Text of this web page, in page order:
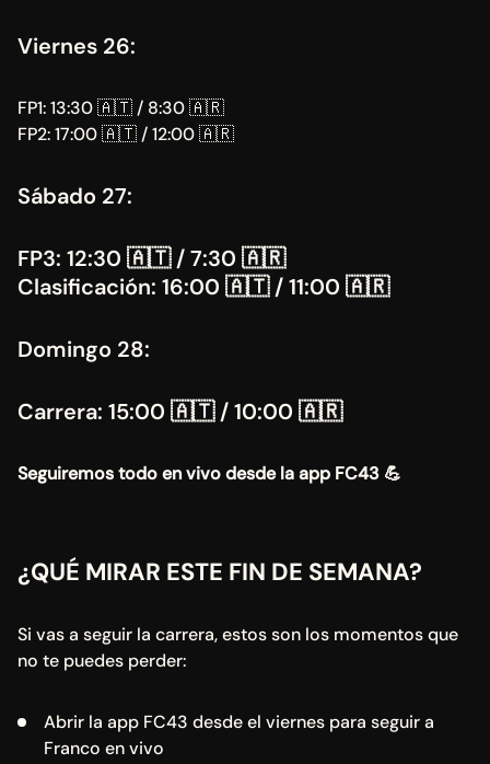
Viernes 26:
FP1: 13:30 🇦🇹 / 8:30 🇦🇷
FP2: 17:00 🇦🇹 / 12:00 🇦🇷
Sábado 27:
FP3: 12:30 🇦🇹 / 7:30 🇦🇷
Clasificación: 16:00 🇦🇹 / 11:00 🇦🇷
Domingo 28:
Carrera: 15:00 🇦🇹 / 10:00 🇦🇷
Seguiremos todo en vivo desde la app FC43 💪
¿QUÉ MIRAR ESTE FIN DE SEMANA?
Si vas a seguir la carrera, estos son los momentos que
no te puedes perder:
Abrir la app FC43 desde el viernes para seguir a
Franco en vivo